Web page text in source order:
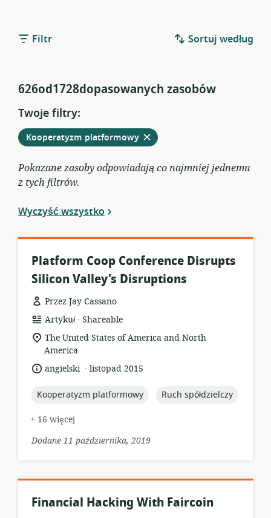
Filtr Sortuj według
626od1728dopasowanych zasobów
Twoje filtry:
Usuń
Kooperatyzm platformowyz
obecnych
filtrów
Pokazane zasoby odpowiadają co najmniej jednemu
z tych filtrów.
Wyczyść wszystko
Platform Coop Conference Disrupts
Silicon Valley's Disruptions
Przez Jay Cassano
format
zasobów:
Artykuł .
wydawca:
Shareable
istotna
lokalizacja:
The United States of America and North
America
język:angielski .
datalistopad 2015
topic:
Kooperatyzm platformowy topic:
Ruch spółdzielczy
+ 16 więcej
Dodane 11 października, 2019
Financial Hacking With Faircoin